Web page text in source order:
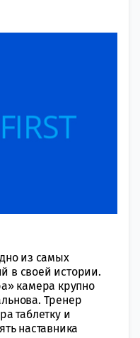
из самых
в своей истории.
камера крупно
Тренер
таблетку и
наставника